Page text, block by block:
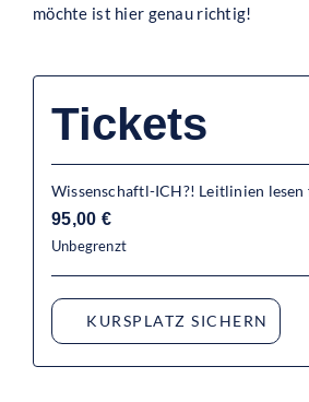
möchte ist hier genau richtig!
Tickets
Wissenschaftl-ICH?! Leitlinien lesen
95,00 €
Unbegrenzt